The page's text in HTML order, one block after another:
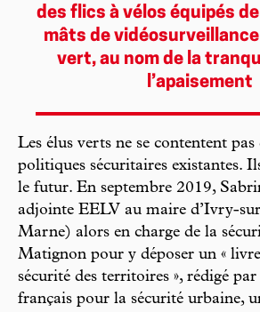
des flics à vélos équipés
mâts de
vert, au nom de la
l’apaisement
Les élus verts ne se contentent pas
politiques sécuritaires existantes.
le futur. En septembre 2019,
adjointe EELV au maire d’Ivry-
Marne) alors en charge de la
Matignon pour y déposer un «
sécurité des territoires », rédigé
français pour la sécurité urbaine,